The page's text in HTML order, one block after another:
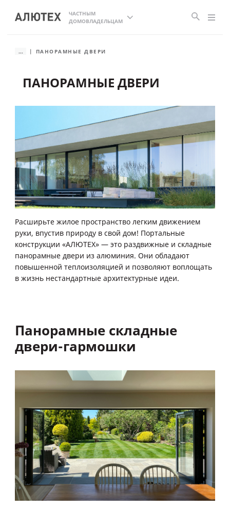
ЧАСТНЫМ
ДОМОВЛАДЕЛЬЦАМ
ПАНОРАМНЫЕ ДВЕРИ
Расширьте жилое пространство легким движением
руки, впустив природу в свой дом! Портальные
конструкции «АЛЮТЕХ» — это раздвижные и складные
панорамные двери из алюминия. Они обладают
повышенной теплоизоляцией и позволяют воплощать
в жизнь нестандартные архитектурные идеи.
... ПАНОРАМНЫЕ ДВЕРИ
Панорамные складные
двери-гармошки